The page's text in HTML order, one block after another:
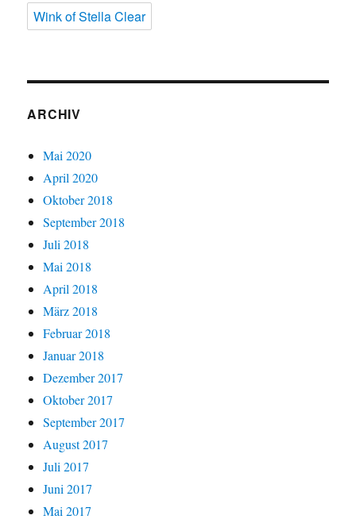
Wink of Stella Clear
ARCHIV
Mai 2020
April 2020
Oktober 2018
September 2018
Juli 2018
Mai 2018
April 2018
März 2018
Februar 2018
Januar 2018
Dezember 2017
Oktober 2017
September 2017
August 2017
Juli 2017
Juni 2017
Mai 2017